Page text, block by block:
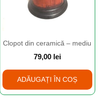
Clopot din ceramică – mediu
79,00 lei
ADĂUGAȚI ÎN COȘ